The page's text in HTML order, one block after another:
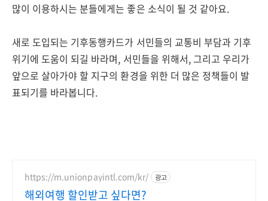
많이 이용하시는 분들에게는 좋은 소식이 될 것 같아요.
새로 도입되는 기후동행카드가 서민들의 교통비 부담과 기후
위기에 도움이 되길 바라며, 서민들을 위해서, 그리고 우리가
앞으로 살아가야 할 지구의 환경을 위한 더 많은 정책들이 발
표되기를 바라봅니다.
https://m.unionpayintl.com/kr/ 광고
해외여행 할인받고 싶다면?